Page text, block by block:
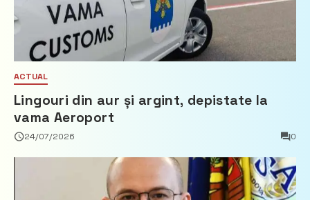
ACTUAL
Lingouri din aur și argint, depistate la
vama Aeroport
24/07/2026 0